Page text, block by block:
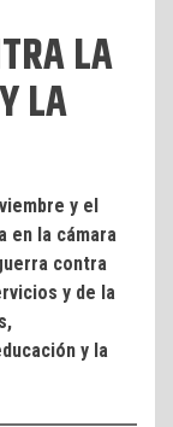
LA
LA
y el
en la cámara
contra
y de la
y la